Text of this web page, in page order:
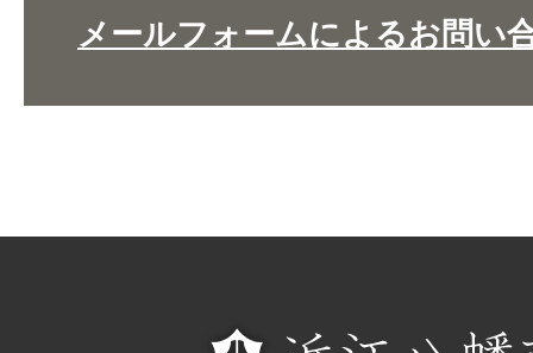
メールフォームによるお問い